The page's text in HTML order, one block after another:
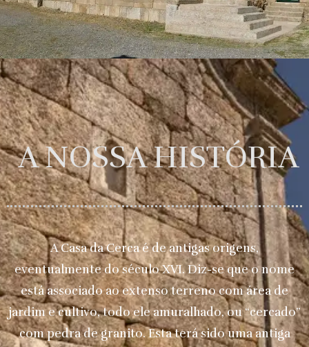
A NOSSA HISTÓRIA
A Casa da Cerca é de antigas origens,
eventualmente do século XVI. Diz-se que o nome
está associado ao extenso terreno com área de
jardim e cultivo, todo ele amuralhado, ou “cercado”
com pedra de granito. Esta terá sido uma antiga